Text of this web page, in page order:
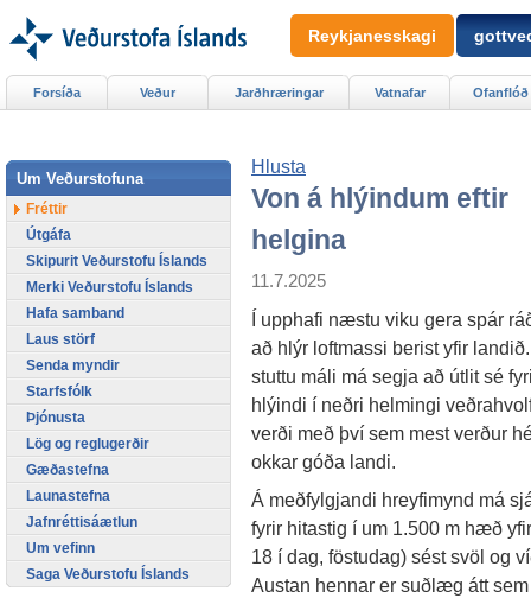
Hlusta
Von á hlýindum eftir
helgina
11.7.2025
Í upphafi næstu viku gera spár
að hlýr loftmassi berist yfir
stuttu máli má segja að útlit sé
hlýindi í neðri helmingi
verði með því sem mest verður
okkar góða landi.
Á meðfylgjandi hreyfimynd má
fyrir hitastig í um 1.500 m hæð
18 í dag, föstudag) sést svöl og
Austan hennar er suðlæg átt
Forsíða Veður Jarðhræringar Vatnafar Ofanflóð
Um Veðurstofuna
Fréttir
Útgáfa
Skipurit Veðurstofu Íslands
Merki Veðurstofu Íslands
Hafa samband
Laus störf
Senda myndir
Starfsfólk
Þjónusta
Lög og reglugerðir
Gæðastefna
Launastefna
Jafnréttisáætlun
Um vefinn
Saga Veðurstofu Íslands
Reykjanesskagi